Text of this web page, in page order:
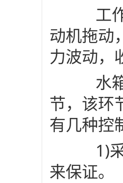
工作
动机拖动
力波动，
水箱
节，该环
有几种控
1)采
来保证。